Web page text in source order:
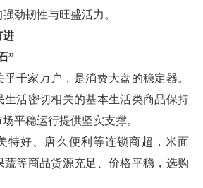
劲韧性与旺盛活力。
进
”
乎千家万户，是消费大盘的稳定器。
生活密切相关的基本生活类商品保持
平稳运行提供坚实支撑。
特好、唐久便利等连锁商超，米面
蔬等商品货源充足、价格平稳，选购